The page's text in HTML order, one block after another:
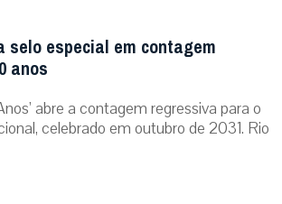
especial em contagem
anos
abre a contagem regressiva para o
celebrado em outubro de 2031. Rio